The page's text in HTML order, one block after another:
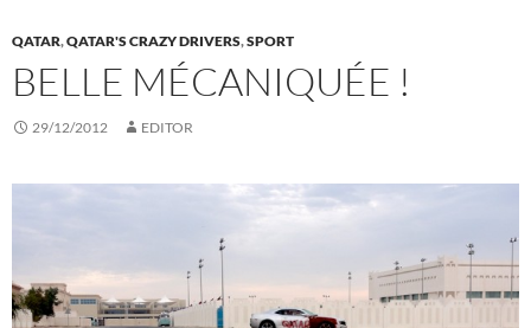
QATAR,QATAR'S CRAZY DRIVERS,SPORT
BELLE MÉCANIQUÉE !
29/12/2012 EDITOR